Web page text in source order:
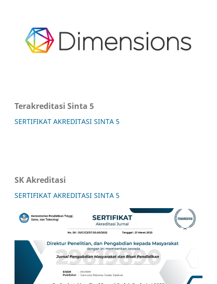
Terakreditasi Sinta 5
SERTIFIKAT AKREDITASI SINTA 5
SK Akreditasi
SERTIFIKAT AKREDITASI SINTA 5